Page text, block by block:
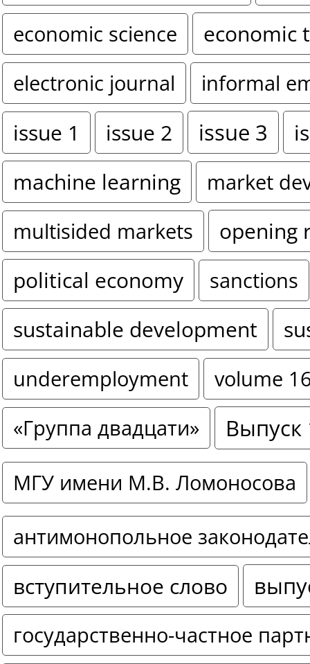
economic science
economic
electronic journal informal
issue 1 issue 2 issue 3
machine learning
market
multisided markets
opening
political economy
sanctions
sustainable development
underemployment
volume
«Группа двадцати»
Выпуск
МГУ имени М.В. Ломоносова
антимонопольное
вступительное слово
государственно-частное